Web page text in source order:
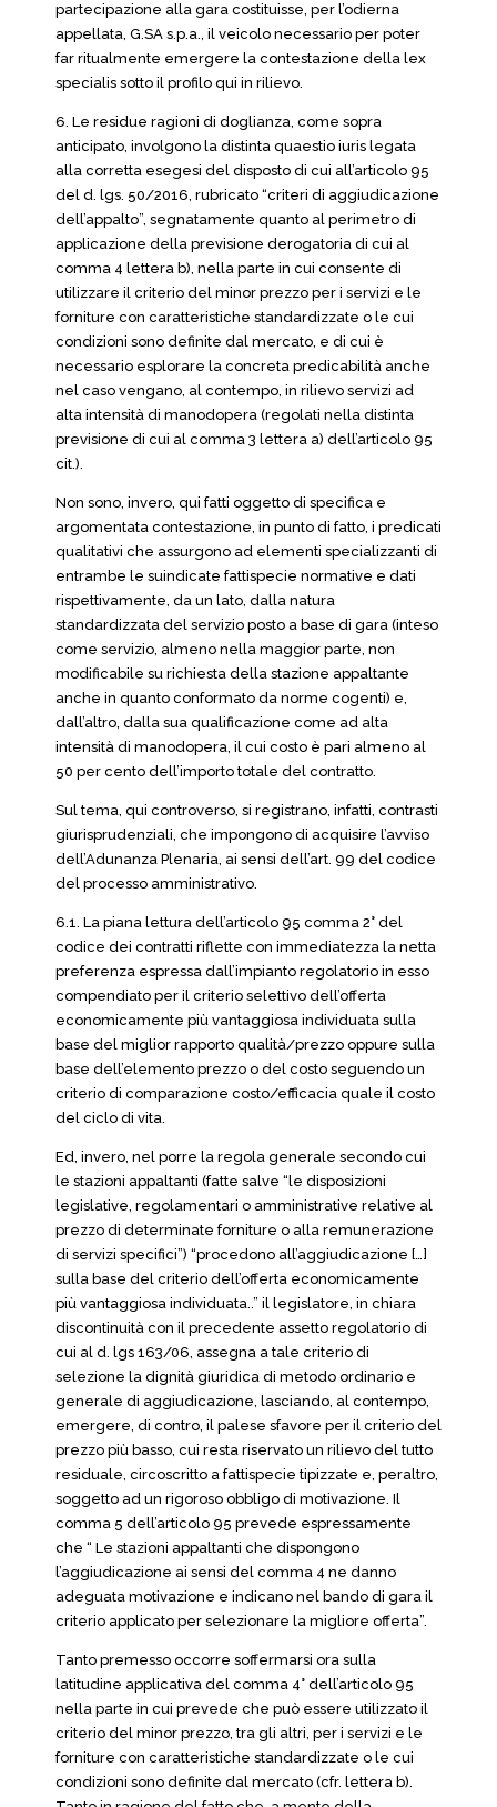
partecipazione alla gara costituisse, per l’odierna
appellata, G.SA s.p.a., il veicolo necessario per poter
far ritualmente emergere la contestazione della lex
specialis sotto il profilo qui in rilievo.
6. Le residue ragioni di doglianza, come sopra
anticipato, involgono la distinta quaestio iuris legata
alla corretta esegesi del disposto di cui all’articolo 95
del d. lgs. 50/2016, rubricato “criteri di aggiudicazione
dell’appalto”, segnatamente quanto al perimetro di
applicazione della previsione derogatoria di cui al
comma 4 lettera b), nella parte in cui consente di
utilizzare il criterio del minor prezzo per i servizi e le
forniture con caratteristiche standardizzate o le cui
condizioni sono definite dal mercato, e di cui è
necessario esplorare la concreta predicabilità anche
nel caso vengano, al contempo, in rilievo servizi ad
alta intensità di manodopera (regolati nella distinta
previsione di cui al comma 3 lettera a) dell’articolo 95
cit.).
Non sono, invero, qui fatti oggetto di specifica e
argomentata contestazione, in punto di fatto, i predicati
qualitativi che assurgono ad elementi specializzanti di
entrambe le suindicate fattispecie normative e dati
rispettivamente, da un lato, dalla natura
standardizzata del servizio posto a base di gara (inteso
come servizio, almeno nella maggior parte, non
modificabile su richiesta della stazione appaltante
anche in quanto conformato da norme cogenti) e,
dall’altro, dalla sua qualificazione come ad alta
intensità di manodopera, il cui costo è pari almeno al
50 per cento dell’importo totale del contratto.
Sul tema, qui controverso, si registrano, infatti, contrasti
giurisprudenziali, che impongono di acquisire l’avviso
dell’Adunanza Plenaria, ai sensi dell’art. 99 del codice
del processo amministrativo.
6.1. La piana lettura dell’articolo 95 comma 2° del
codice dei contratti riflette con immediatezza la netta
preferenza espressa dall’impianto regolatorio in esso
compendiato per il criterio selettivo dell’offerta
economicamente più vantaggiosa individuata sulla
base del miglior rapporto qualità/prezzo oppure sulla
base dell’elemento prezzo o del costo seguendo un
criterio di comparazione costo/efficacia quale il costo
del ciclo di vita.
Ed, invero, nel porre la regola generale secondo cui
le stazioni appaltanti (fatte salve “le disposizioni
legislative, regolamentari o amministrative relative al
prezzo di determinate forniture o alla remunerazione
di servizi specifici”) “procedono all’aggiudicazione […]
sulla base del criterio dell’offerta economicamente
più vantaggiosa individuata..” il legislatore, in chiara
discontinuità con il precedente assetto regolatorio di
cui al d. lgs 163/06, assegna a tale criterio di
selezione la dignità giuridica di metodo ordinario e
generale di aggiudicazione, lasciando, al contempo,
emergere, di contro, il palese sfavore per il criterio del
prezzo più basso, cui resta riservato un rilievo del tutto
residuale, circoscritto a fattispecie tipizzate e, peraltro,
soggetto ad un rigoroso obbligo di motivazione. Il
comma 5 dell’articolo 95 prevede espressamente
che “ Le stazioni appaltanti che dispongono
l’aggiudicazione ai sensi del comma 4 ne danno
adeguata motivazione e indicano nel bando di gara il
criterio applicato per selezionare la migliore offerta”.
Tanto premesso occorre soffermarsi ora sulla
latitudine applicativa del comma 4° dell’articolo 95
nella parte in cui prevede che può essere utilizzato il
criterio del minor prezzo, tra gli altri, per i servizi e le
forniture con caratteristiche standardizzate o le cui
condizioni sono definite dal mercato (cfr. lettera b).